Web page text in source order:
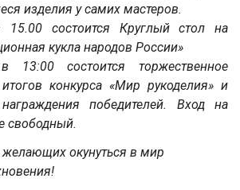
изделия у самих мастеров.
состоится Круглый стол на
кукла народов России»
13:00 состоится торжественное
конкурса «Мир рукоделия» и
победителей. Вход на
свободный.
окунуться в мир